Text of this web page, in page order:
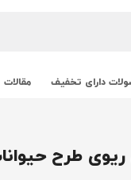
دارای تخفیف مقالات
ریوی طرح